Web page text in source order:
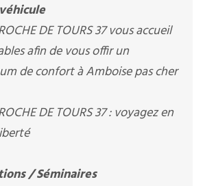
DE TOURS 37 vous accueil
afin de vous offir un
de confort à Amboise pas cher
DE TOURS 37 : voyagez en
/ Séminaires